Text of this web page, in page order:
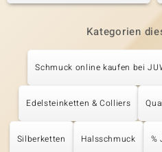
Kategorien
Schmuck online kaufen bei
Edelsteinketten & Colliers
Silberketten Halsschmuck %